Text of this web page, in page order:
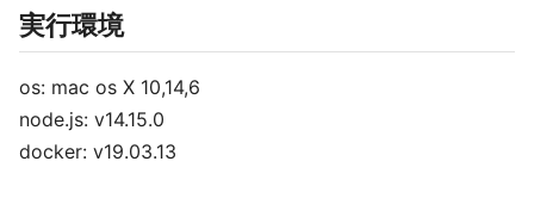
実行環境
os: mac os X 10,14,6
node.js: v14.15.0
docker: v19.03.13